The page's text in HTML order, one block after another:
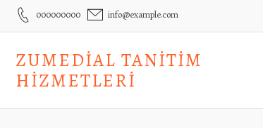
Skip
content
000000000 info@example.com
ZUMEDIAL TANITIM
HIZMETLERI